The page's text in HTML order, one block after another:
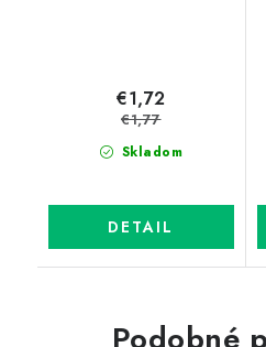
Skladom
€1,72
€1,77
DETAIL